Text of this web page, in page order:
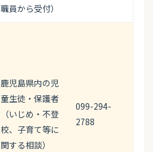
職員から受付）
鹿児島県内の児
童生徒・保護者
（いじめ・不登
校、子育て等に
関する相談）
099-294-
2788